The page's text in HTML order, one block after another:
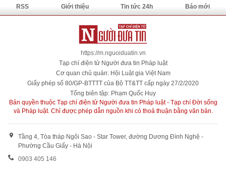
RSS Giới thiệu Tin tức 24h Báo mới
https://m.nguoiduatin.vn
Tạp chí điện tử Người đưa tin Pháp luật
Cơ quan chủ quản: Hội Luật gia Việt Nam
Giấy phép số 80/GP-BTTTT của Bộ TT&TT cấp ngày 27/2/2020
Tổng biên tập: Phạm Quốc Huy
Bản quyền thuộc Tạp chí điện tử Người đưa tin Pháp luật - Tạp chí Đời sống
và Pháp luật. Chỉ được phép dẫn nguồn khi có thoả thuận bằng văn bản.
Tầng 4, Tòa tháp Ngôi Sao - Star Tower, đường Dương Đình Nghệ -
Phường Cầu Giấy - Hà Nội
0903 405 146